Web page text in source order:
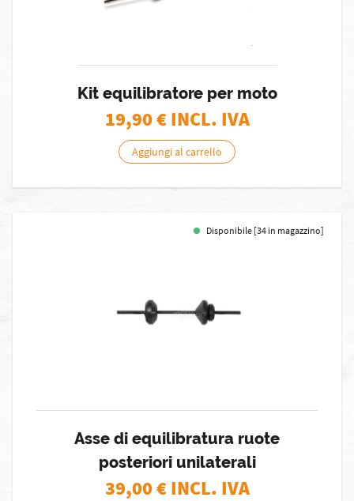
Kit equilibratore per moto
19,90€ INCL. IVA
Aggiungi al carrello
Disponibile [34 in magazzino]
Asse di equilibratura ruote
posteriori unilaterali
39,00€ INCL. IVA